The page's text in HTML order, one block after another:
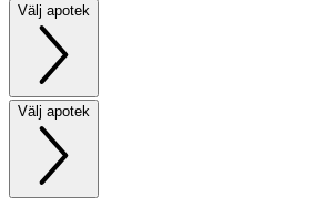
Välj apotek
Välj apotek